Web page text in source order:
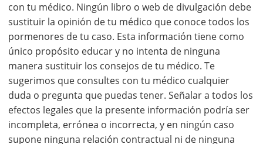
con tu médico. Ningún libro o web de divulgación debe
sustituir la opinión de tu médico que conoce todos los
pormenores de tu caso. Esta información tiene como
único propósito educar y no intenta de ninguna
manera sustituir los consejos de tu médico. Te
sugerimos que consultes con tu médico cualquier
duda o pregunta que puedas tener. Señalar a todos los
efectos legales que la presente información podría ser
incompleta, errónea o incorrecta, y en ningún caso
supone ninguna relación contractual ni de ninguna